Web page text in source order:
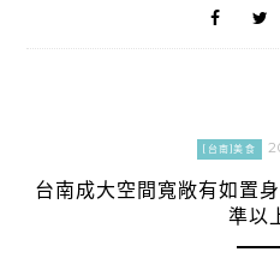
[台南]美食
台南成大空間寬敞有如置
準以